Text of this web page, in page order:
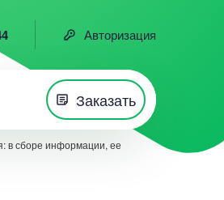
Авторизация
Заказать
в сборе информации, ее